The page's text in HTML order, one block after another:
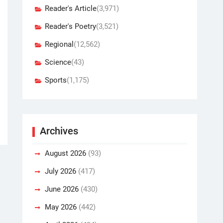
Reader's Article(3,971)
Reader's Poetry(3,521)
Regional (12,562)
Science(43)
Sports(1,175)
Archives
August 2026 (93)
July 2026 (417)
June 2026 (430)
May 2026 (442)